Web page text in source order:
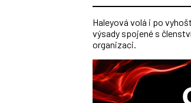
Haleyová volá i po
výsady spojené s
organizaci.